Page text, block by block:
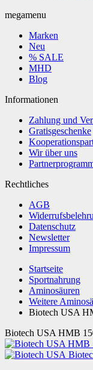
megamenu
Marken
Neu
% SALE
MHD
Blog
Informationen
Zahlung und
Gratisgeschenke
Wir über uns
Rechtliches
AGB
Datenschutz
Newsletter
Impressum
Startseite
Sportnahrung
Aminosäuren
Weitere
Biotech USA
Biotech USA HMB